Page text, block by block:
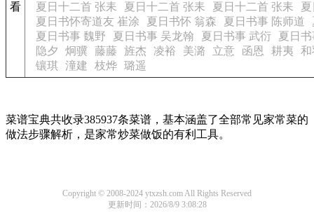
看
夏日十二首 张耒
夏日十二首 张耒 夏日十二首 张耒
夏日书怀寄道友 崔涂
夏日书怀 翁森 夏日书事 陈师道
夏日书事 魏野
夏日书事 吴龙翰 夏日书事 武衍
夏日
隐夕
炯骥 藤藤 旌杰 凌裕 美潞 立意 函恩 耕夷
和
镶琪
潼建 枝烨 璐遥
菜谱宝典共收录385937条菜谱，基本涵盖了全部常见家常菜的
做法步骤解析，是家常炒菜做饭的有利工具。
Copyright © 2008-2024 ytxzsh.com All Rights Reserved
更新时间：2026/8/9 3:08:28